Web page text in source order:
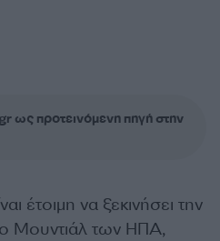
ως προτεινόμενη πηγή στην
έτοιμη να ξεκινήσει την
Μουντιάλ των ΗΠΑ,